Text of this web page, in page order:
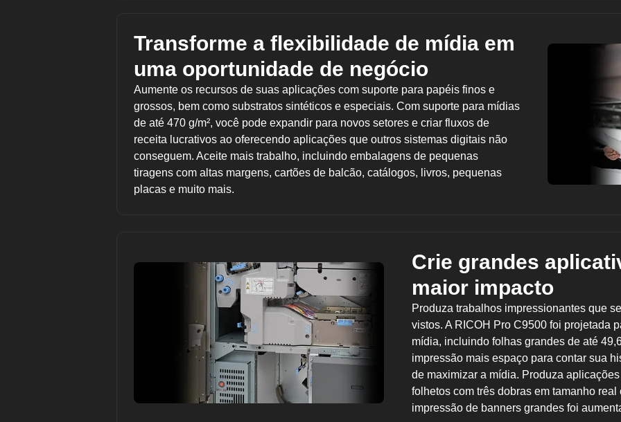
Transforme a flexibilidade de mídia em
uma oportunidade de negócio
Aumente os recursos de suas aplicações com suporte para papéis finos e
grossos, bem como substratos sintéticos e especiais. Com suporte para mídias
de até 470 g/m², você pode expandir para novos setores e criar fluxos de
receita lucrativos ao oferecendo aplicações que outros sistemas digitais não
conseguem. Aceite mais trabalho, incluindo embalagens de pequenas
tiragens com altas margens, cartões de balcão, catálogos, livros, pequenas
placas e muito mais.
Crie grandes
maior impacto
Produza trabalhos impressionantes que
vistos. A RICOH Pro C9500 foi projetada
mídia, incluindo folhas grandes de até
impressão mais espaço para contar sua
de maximizar a mídia. Produza
folhetos com três dobras em tamanho
impressão de banners grandes foi